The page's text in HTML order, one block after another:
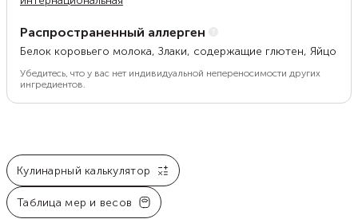
Распространенный аллерген
Белок коровьего молока, Злаки, содержащие глютен, Яйцо
Убедитесь, что у вас нет индивидуальной непереносимости других
ингредиентов.
Кулинарный калькулятор
Таблица мер и весов